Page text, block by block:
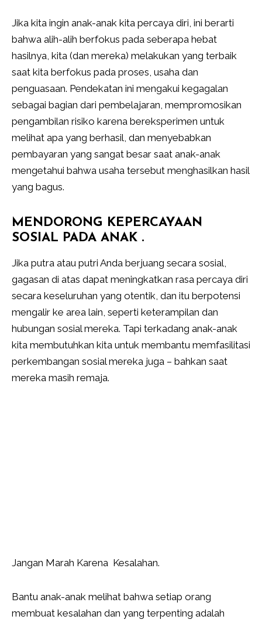
Jika kita ingin anak-anak kita percaya diri, ini berarti
bahwa alih-alih berfokus pada seberapa hebat
hasilnya, kita (dan mereka) melakukan yang terbaik
saat kita berfokus pada proses, usaha dan
penguasaan. Pendekatan ini mengakui kegagalan
sebagai bagian dari pembelajaran, mempromosikan
pengambilan risiko karena bereksperimen untuk
melihat apa yang berhasil, dan menyebabkan
pembayaran yang sangat besar saat anak-anak
mengetahui bahwa usaha tersebut menghasilkan hasil
yang bagus.
MENDORONG KEPERCAYAAN
SOSIAL PADA ANAK .
Jika putra atau putri Anda berjuang secara sosial,
gagasan di atas dapat meningkatkan rasa percaya diri
secara keseluruhan yang otentik, dan itu berpotensi
mengalir ke area lain, seperti keterampilan dan
hubungan sosial mereka. Tapi terkadang anak-anak
kita membutuhkan kita untuk membantu memfasilitasi
perkembangan sosial mereka juga – bahkan saat
mereka masih remaja.
Jangan Marah Karena Kesalahan.
Bantu anak-anak melihat bahwa setiap orang
membuat kesalahan dan yang terpenting adalah